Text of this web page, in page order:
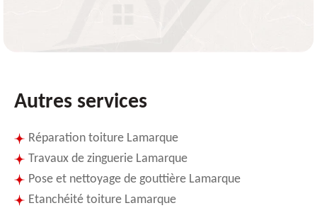
Autres services
Réparation toiture Lamarque
Travaux de zinguerie Lamarque
Pose et nettoyage de gouttière Lamarque
Etanchéité toiture Lamarque